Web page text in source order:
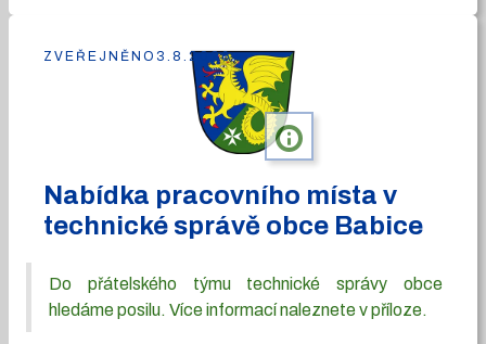
info
Nabídka pracovního místa v
technické správě obce Babice
Do přátelského týmu technické správy obce
hledáme posilu. Více informací naleznete v příloze.
ZVEŘEJNĚNO 3.8.2026